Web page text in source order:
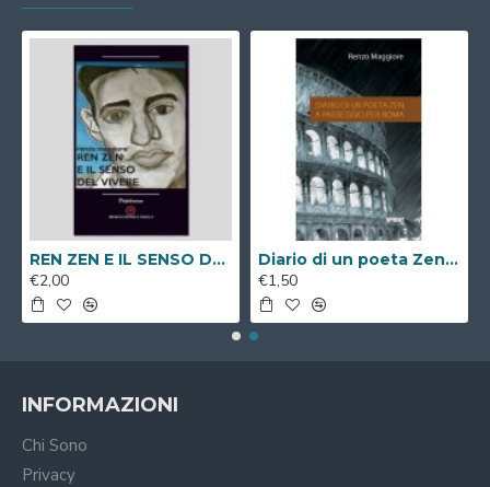
REN ZEN E IL SENSO DEL VIVERE ( Libro Digitale )
€2,00
Diario di un poeta Zen a passeggio per Roma ( Libro Digitale )
€1,50
INFORMAZIONI
Chi Sono
Privacy